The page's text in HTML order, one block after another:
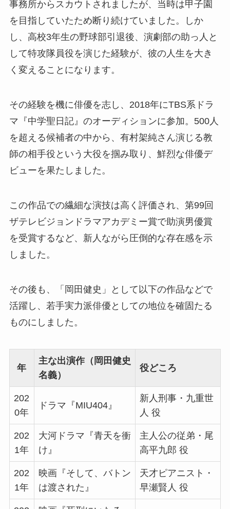
事務所からスカウトされましたが、当時は甲子園
を目指していたため断り続けていました。しか
し、高校3年生の野球部引退後、演劇部の助っ人と
して特攻隊員役を演じた経験が、彼の人生を大き
く変えることになります。
その経験を機に俳優を志し、2018年にTBS系ドラ
マ『中学聖日記』のオーディションに参加。500人
を超える候補者の中から、有村架純さん演じる教
師の相手役という大役を掴み取り、鮮烈な俳優デ
ビューを果たしました。
この作品での繊細な演技は高く評価され、第99回
ザテレビジョンドラマアカデミー賞で助演男優賞
を受賞するなど、新人ながら圧倒的な存在感を示
しました。
その後も、「岡田健史」として以下の作品などで
活躍し、若手実力派俳優としての地位を確固たる
ものにしました。
年
主な出演作（岡田健史
名義）
役どころ
202
0年
ドラマ『MIU404』
新人刑事・九重世
人 役
202
1年
大河ドラマ『青天を衝
け』
主人公の従弟・尾
高平九郎 役
202
1年
映画『そして、バトン
は渡された』
天才ピアニスト・
早瀬賢人 役